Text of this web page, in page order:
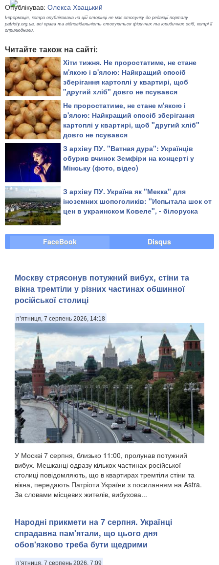
Опублікував: Олекса Хвацький
Інформація, котра опублікована на цій сторінці не має стосунку до редакції порталу
patrioty.org.ua, всі права та відповідальність стосуються фізичних та юридичних осіб, котрі її
оприлюднили.
Читайте також на сайті:
Хіти тижня. Не проростатиме, не стане
м'якою і в'ялою: Найкращий спосіб
зберігання картоплі у квартирі, щоб
"другий хліб" довго не псувався
Не проростатиме, не стане м'якою і
в'ялою: Найкращий спосіб зберігання
картоплі у квартирі, щоб "другий хліб"
довго не псувався
З архіву ПУ. "Ватная дура": Українців
обурив вчинок Земфіри на концерті у
Мінську (фото, відео)
З архіву ПУ. Україна як "Мекка" для
іноземних шопоголиків: "Испытала шок от
цен в украинском Ковеле", - білоруска
FaceBook Disqus
Москву стрясонув потужний вибух, стіни та
вікна тремтіли у різних частинах обшинної
російської столиці
п’ятниця, 7 серпень 2026, 14:18
У Москві 7 серпня, близько 11:00, пролунав потужний
вибух. Мешканці одразу кількох частинах російської
столиці повідомляють, що в квартирах тремтіли стіни та
вікна, передають Патріоти України з посиланням на Astra.
За словами місцевих жителів, вибухова...
Народні прикмети на 7 серпня. Українці
спрадавна пам'ятали, що цього дня
обов'язково треба бути щедрими
п’ятниця, 7 серпень 2026, 7:09